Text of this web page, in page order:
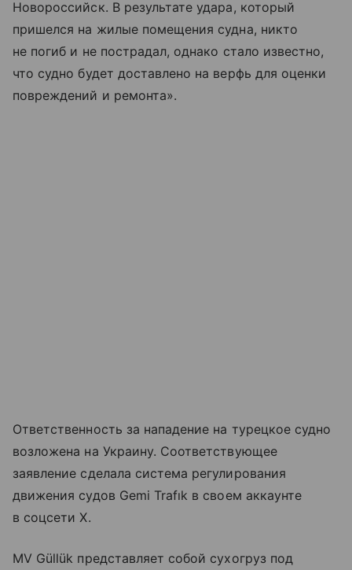
Новороссийск. В результате удара, который
пришелся на жилые помещения судна, никто
не погиб и не пострадал, однако стало известно,
что судно будет доставлено на верфь для оценки
повреждений и ремонта».
Ответственность за нападение на турецкое судно
возложена на Украину. Соответствующее
заявление сделала система регулирования
движения судов Gemi Trafık в своем аккаунте
в соцсети Х.
MV Güllük представляет собой сухогруз под